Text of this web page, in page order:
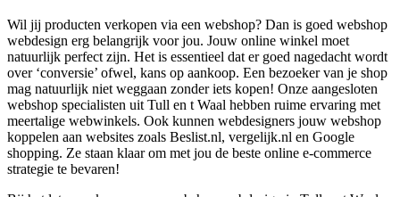
Wil jij producten verkopen via een webshop? Dan is goed webshop
webdesign erg belangrijk voor jou. Jouw online winkel moet
natuurlijk perfect zijn. Het is essentieel dat er goed nagedacht wordt
over ‘conversie’ ofwel, kans op aankoop. Een bezoeker van je shop
mag natuurlijk niet weggaan zonder iets kopen! Onze aangesloten
webshop specialisten uit Tull en t Waal hebben ruime ervaring met
meertalige webwinkels. Ook kunnen webdesigners jouw webshop
koppelen aan websites zoals Beslist.nl, vergelijk.nl en Google
shopping. Ze staan klaar om met jou de beste online e-commerce
strategie te bevaren!